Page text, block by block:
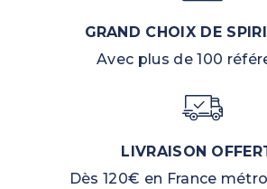
GRAND CHOIX DE
Avec plus de 100
LIVRAISON
Dès 120€ en France